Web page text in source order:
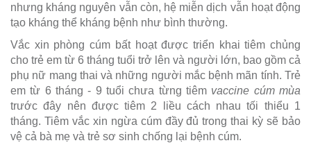
nhưng kháng nguyên vẫn còn, hệ miễn dịch vẫn hoạt động
tạo kháng thể kháng bệnh như bình thường.
Vắc xin phòng cúm bất hoạt được triển khai tiêm chủng
cho trẻ em từ 6 tháng tuổi trở lên và người lớn, bao gồm cả
phụ nữ mang thai và những người mắc bệnh mãn tính. Trẻ
em từ 6 tháng - 9 tuổi chưa từng tiêm vaccine cúm mùa
trước đây nên được tiêm 2 liều cách nhau tối thiểu 1
tháng. Tiêm vắc xin ngừa cúm đầy đủ trong thai kỳ sẽ bảo
vệ cả bà mẹ và trẻ sơ sinh chống lại bệnh cúm.